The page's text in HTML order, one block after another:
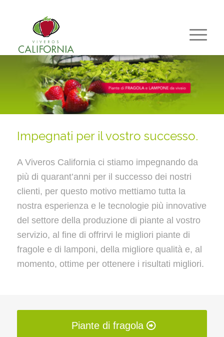
Impegnati per il vostro successo.
A Viveros California ci stiamo impegnando da
più di quarant’anni per il successo dei nostri
clienti, per questo motivo mettiamo tutta la
nostra esperienza e le tecnologie più innovative
del settore della produzione di piante al vostro
servizio, al fine di offrirvi le migliori piante di
fragole e di lamponi, della migliore qualità e, al
momento, ottime per ottenere i risultati migliori.
Piante di fragola